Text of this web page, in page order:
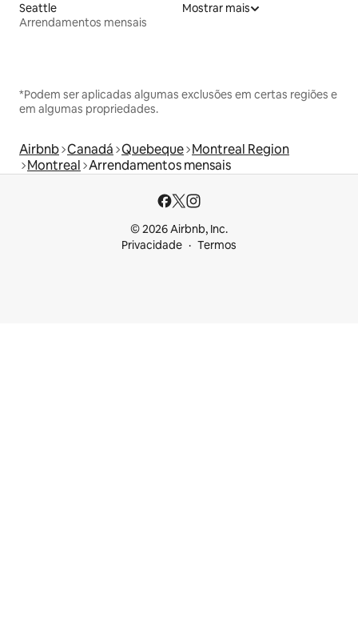
Seattle
Arrendamentos mensais
Mostrar mais
*Podem ser aplicadas algumas exclusões em certas regiões e
em algumas propriedades.
Airbnb Canadá Quebeque Montreal Region
Montreal Arrendamentos mensais
© 2026 Airbnb, Inc.
Privacidade
Termos